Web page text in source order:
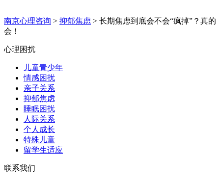
南京心理咨询 > 抑郁焦虑 > 长期焦虑到底会不会“疯掉”？真的
会！
心理困扰
儿童青少年
情感困扰
亲子关系
抑郁焦虑
睡眠困扰
人际关系
个人成长
特殊儿童
留学生适应
联系我们